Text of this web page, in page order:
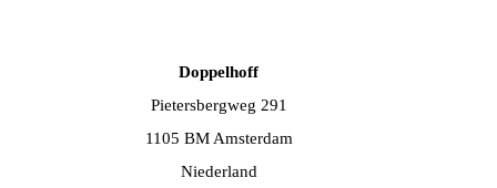
Doppelhoff
Pietersbergweg 291
1105 BM Amsterdam
Niederland